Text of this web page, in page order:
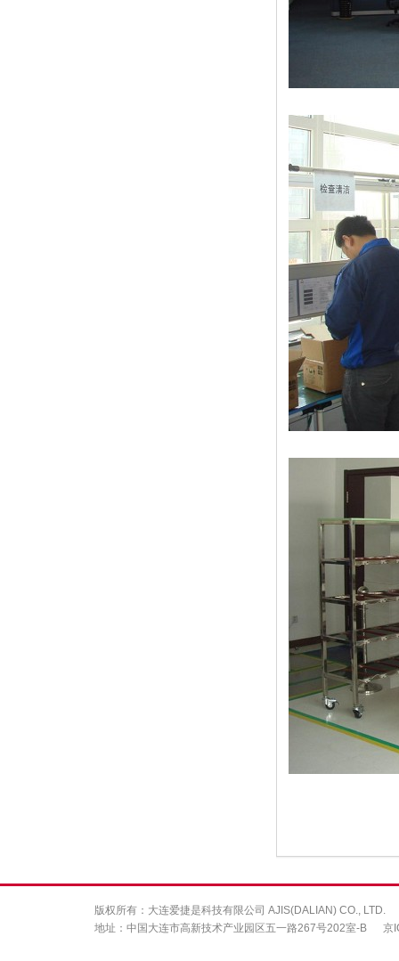
版权所有：大连爱捷是科技有限公司 AJIS(DALIAN) CO., LTD.
地址：中国大连市高新技术产业园区五一路267号202室-B
京